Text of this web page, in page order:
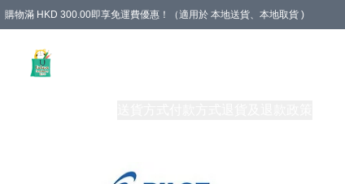
購物滿 HKD 300.00即享免運費優惠！（適用於 本地送貨、本地取貨 )